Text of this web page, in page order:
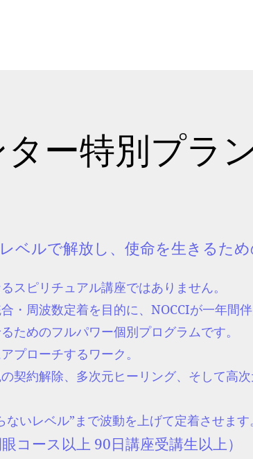
ター特別プラ
ベルで解放し、使命を生きるた
スピリチュアル講座ではありません。
・周波数定着を目的に、NOCCIが一年間
ためのフルパワー個別プログラムです。
プローチするワーク。
契約解除、多次元ヒーリング、そして高
ないレベル”まで波動を上げて定着させます
コース以上 90日講座受講生以上）